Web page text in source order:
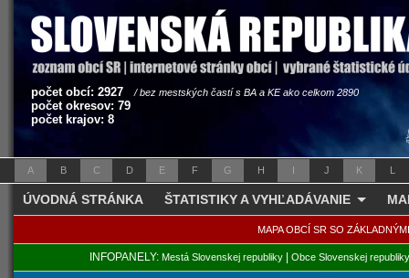
počet obcí: 2927 / bez mestských častí s BA a KE ako celkom 2890
počet okresov: 79
počet krajov: 8
A B C D E F G H I J K L
ÚVODNÁ STRÁNKA ŠTATISTIKY A VYHĽADÁVANIE
MAPA OBCÍ SR SO
INFOPANELY: Mestá Slovenskej republiky| Obce Slovenskej republiky